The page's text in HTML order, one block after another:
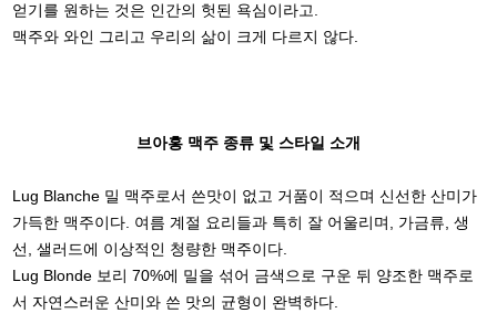
얻기를 원하는 것은 인간의 헛된 욕심이라고.
맥주와 와인 그리고 우리의 삶이 크게 다르지 않다.
브아홍 맥주 종류 및 스타일 소개
Lug Blanche 밀 맥주로서 쓴맛이 없고 거품이 적으며 신선한 산미가
가득한 맥주이다. 여름 계절 요리들과 특히 잘 어울리며, 가금류, 생
선, 샐러드에 이상적인 청량한 맥주이다.
Lug Blonde 보리 70%에 밀을 섞어 금색으로 구운 뒤 양조한 맥주로
서 자연스러운 산미와 쓴 맛의 균형이 완벽하다.